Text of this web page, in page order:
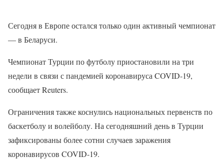
Сегодня в Европе остался только один активный чемпионат
— в Беларуси.
Чемпионат Турции по футболу приостановили на три
недели в связи с пандемией коронавируса COVID-19,
сообщает Reuters.
Ограничения также коснулись национальных первенств по
баскетболу и волейболу. На сегодняшний день в Турции
зафиксированы более сотни случаев заражения
коронавирусов COVID-19.